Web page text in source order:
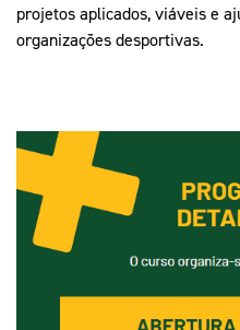
projetos aplicados, viáveis e
organizações desportivas.